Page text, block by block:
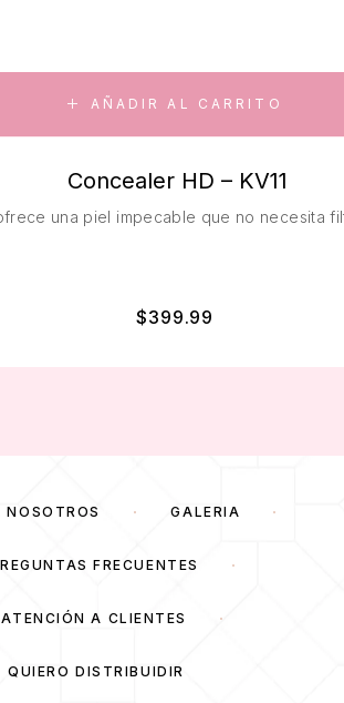
AÑADIR AL CARRITO
Concealer HD – KV11
una piel impecable que no necesita
$399.99
NOSOTROS GALERÍA
FRECUENTES
ATENCIÓN A CLIENTES
QUIERO DISTRIBUIDIR